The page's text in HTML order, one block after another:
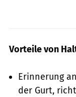
Vorteile von
Erinnerung
der Gurt,